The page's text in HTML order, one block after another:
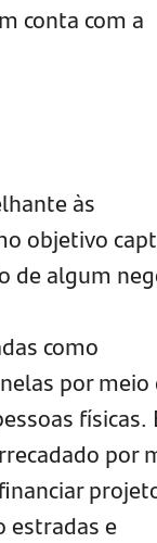
conta com a
às
objetivo
de algum
como
por meio
físicas.
por
estradas e